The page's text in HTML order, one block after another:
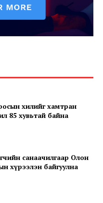
хилийг хамтран
85 хувьтай байна
санаачилгаар Олон
хүрээлэн байгуулна